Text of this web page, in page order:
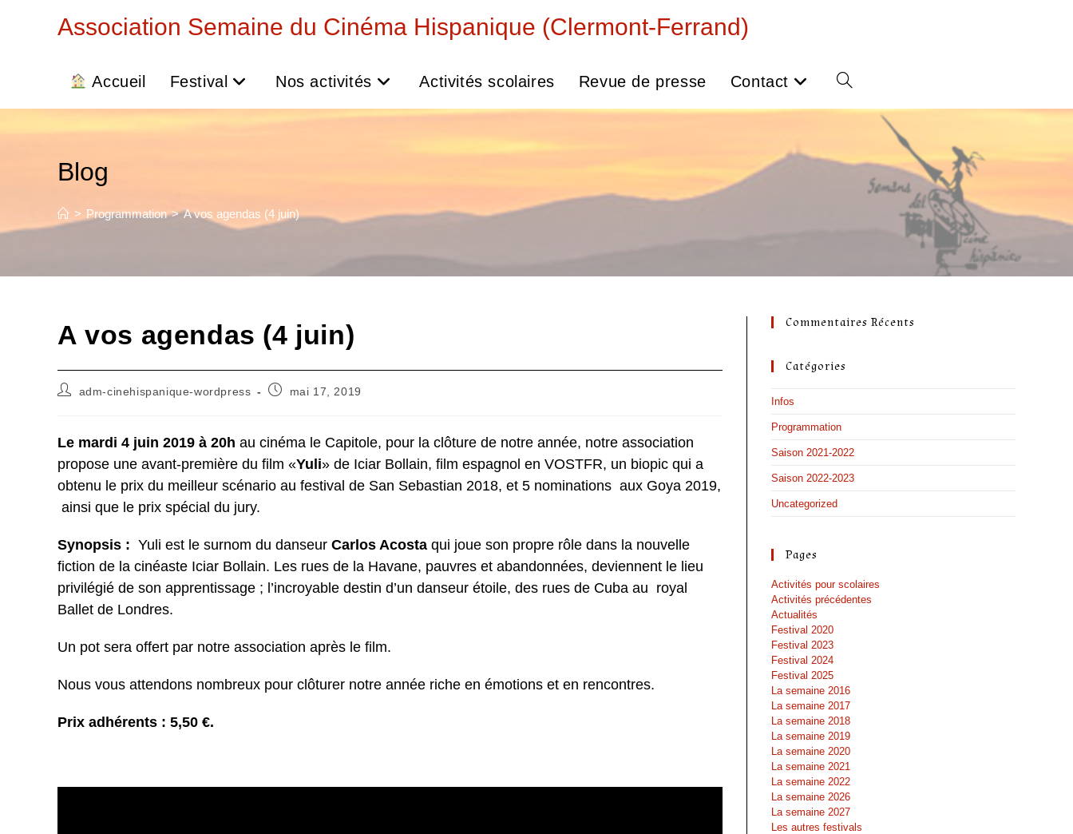
Association Semaine du Cinéma Hispanique (Clermont-Ferrand)
Accueil Festival Nos activités Activités scolaires Revue de presse Contact Toggle
search
Blog
> Programmation > A vos agendas (4 juin)
A vos agendas (4 juin)
Auteur/autrice
publication :
adm-cinehispanique-wordpress
Publication
mai 17, 2019
Le mardi 4 juin 2019 à 20h au cinéma le Capitole, pour la clôture de notre année, notre association
propose une avant-première du film «Yuli» de Iciar Bollain, film espagnol en VOSTFR, un biopic qui a
obtenu le prix du meilleur scénario au festival de San Sebastian 2018, et 5 nominations aux Goya 2019,
ainsi que le prix spécial du jury.
Synopsis : Yuli est le surnom du danseur Carlos Acosta qui joue son propre rôle dans la nouvelle
fiction de la cinéaste Iciar Bollain. Les rues de la Havane, pauvres et abandonnées, deviennent le lieu
privilégié de son apprentissage ; l’incroyable destin d’un danseur étoile, des rues de Cuba au royal
Ballet de Londres.
Un pot sera offert par notre association après le film.
Nous vous attendons nombreux pour clôturer notre année riche en émotions et en rencontres.
Prix adhérents : 5,50 €.
Commentaires Récents
Catégories
Infos
Programmation
Saison 2021-2022
Saison 2022-2023
Uncategorized
Pages
Activités pour scolaires
Activités précédentes
Actualités
Festival 2020
Festival 2023
Festival 2024
Festival 2025
La semaine 2016
La semaine 2017
La semaine 2018
La semaine 2019
La semaine 2020
La semaine 2021
La semaine 2022
La semaine 2026
La semaine 2027
Les autres festivals